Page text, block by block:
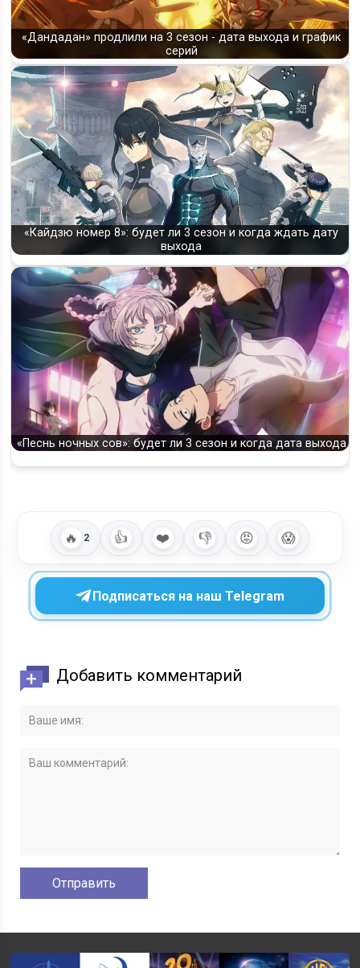
«Дандадан» продлили на 3 сезон - дата выхода и график
серий
«Кайдзю номер 8»: будет ли 3 сезон и когда ждать дату
выхода
«Песнь ночных сов»: будет ли 3 сезон и когда дата выхода
🔥 2 👍 ❤️ 👎 😡 😱
Подписаться на наш Telegram
Добавить комментарий